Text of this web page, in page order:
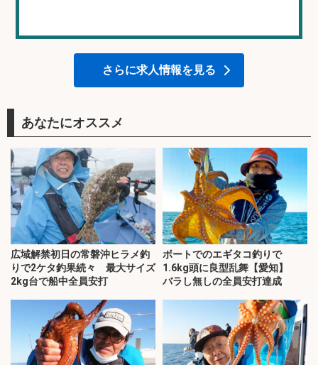
さらに求人情報を見る
あなたにオススメ
広域解禁初日の常磐沖ヒラメ釣
りで2ケタ釣果続々 最大サイズ
2kg台で船中全員安打
ボートでのエギタコ釣りで
1.6kg頭に良型乱舞【愛知】
バラし無しの全員安打達成